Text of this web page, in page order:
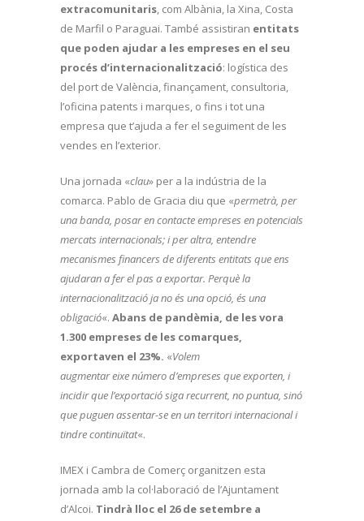
extracomunitaris, com Albània, la Xina, Costa
de Marfil o Paraguai. També assistiran entitats
que poden ajudar a les empreses en el seu
procés d’internacionalització: logística des
del port de València, finançament, consultoria,
l’oficina patents i marques, o fins i tot una
empresa que t’ajuda a fer el seguiment de les
vendes en l’exterior.
Una jornada «clau» per a la indústria de la
comarca. Pablo de Gracia diu que «permetrà, per
una banda, posar en contacte empreses en potencials
mercats internacionals; i per altra, entendre
mecanismes financers de diferents entitats que ens
ajudaran a fer el pas a exportar. Perquè la
internacionalització ja no és una opció, és una
obligació«. Abans de pandèmia, de les vora
1.300 empreses de les comarques,
exportaven el 23%. «Volem
augmentar eixe número d’empreses que exporten, i
incidir que l’exportació siga recurrent, no puntua, sinó
que puguen assentar-se en un territori internacional i
tindre continuïtat«.
IMEX i Cambra de Comerç organitzen esta
jornada amb la col·laboració de l’Ajuntament
d’Alcoi. Tindrà lloc el 26 de setembre a